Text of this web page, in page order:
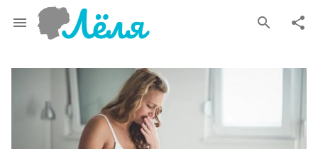
menu share
search